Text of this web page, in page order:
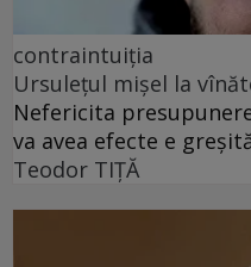
contraintuiția
Ursulețul mișel la
Nefericita
va avea efecte e
Teodor TIŢĂ